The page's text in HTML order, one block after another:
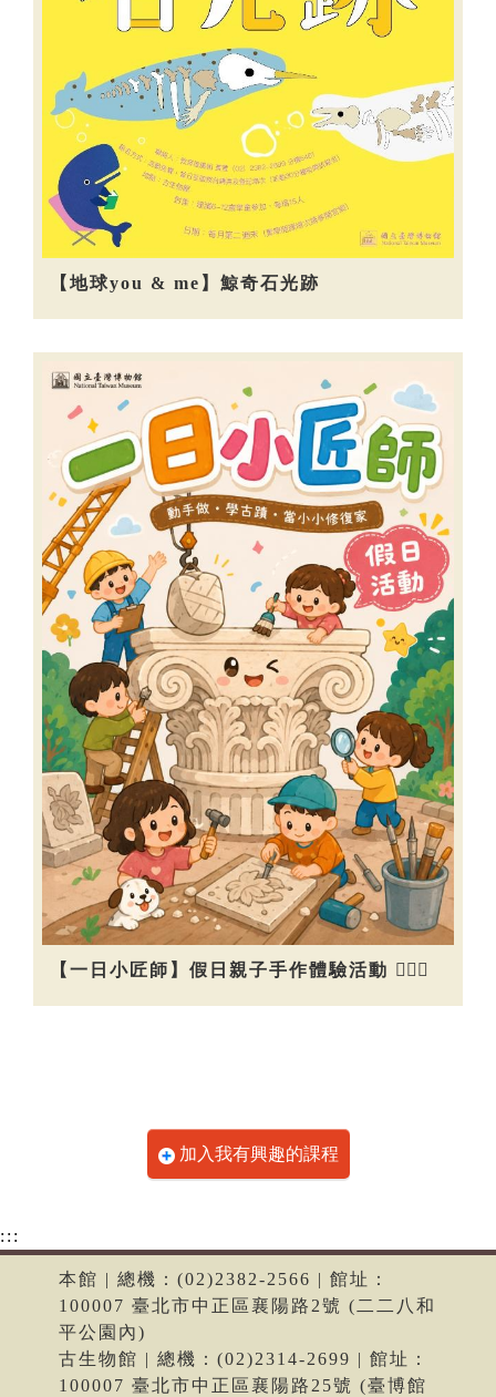
【地球you & me】鯨奇石光跡
【一日小匠師】假日親子手作體驗活動 👷🏻‍♀️
加入我有興趣的課程
:::
本館 | 總機：(02)2382-2566 | 館址：
100007 臺北市中正區襄陽路2號 (二二八和
平公園內)
古生物館 | 總機：(02)2314-2699 | 館址：
100007 臺北市中正區襄陽路25號 (臺博館